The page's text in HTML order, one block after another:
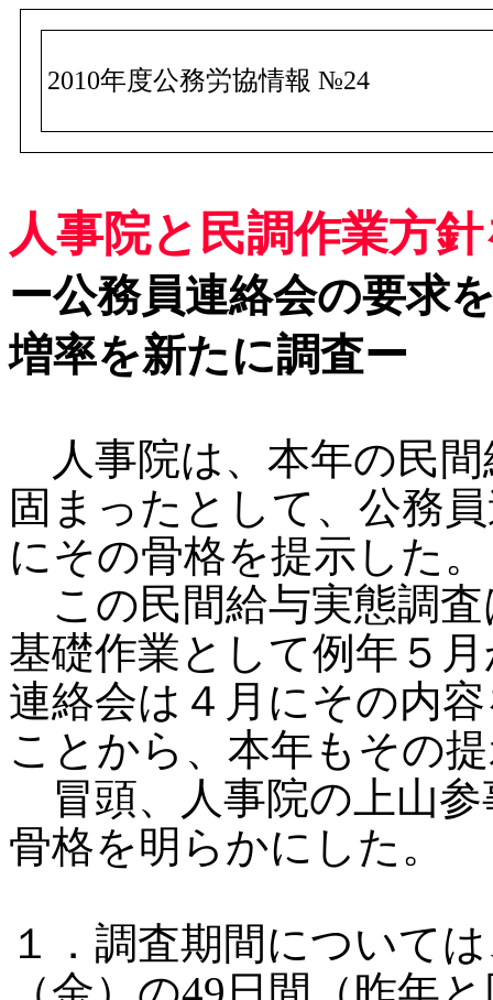
2010年度公務労協情報 №24
人事院と民調作業方
ー公務員連絡会の要求
増率を新たに調査ー
人事院は、本年の民間
固まったとして、公務
にその骨格を提示した。
この民間給与実態調査
基礎作業として例年５
連絡会は４月にその内
ことから、本年もその
冒頭、人事院の上山参
骨格を明らかにした。
１．調査期間について